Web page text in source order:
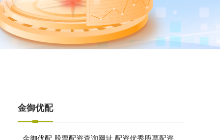
金御优配
金御优配,股票配资查询网址,配资优秀股票配资